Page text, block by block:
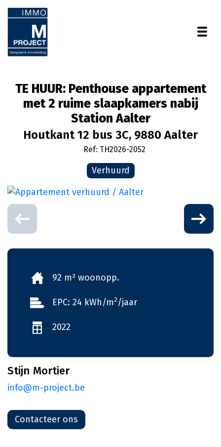
TE HUUR: Penthouse appartement
met 2 ruime slaapkamers nabij
Station Aalter
Houtkant 12 bus 3C, 9880 Aalter
Ref: TH2026-2052
Verhuurd
92 m² woonopp.
EPC: 24 kWh/m2/jaar
2022
Stijn Mortier
info@m-project.be
Contacteer ons